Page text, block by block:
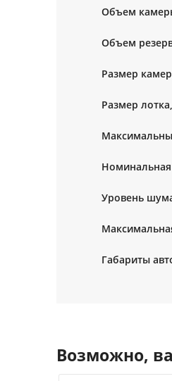
Объем
Объем
Размер
Размер
Уровень
Габариты
Возможно,